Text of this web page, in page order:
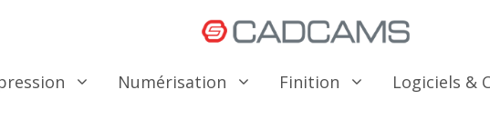
Numérisation Finition Logiciels &